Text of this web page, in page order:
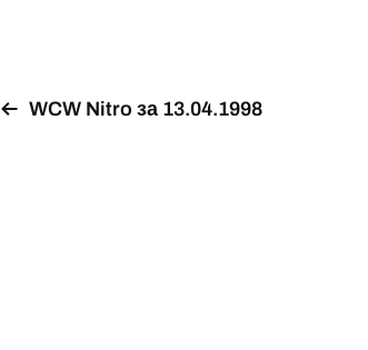
WCW Nitro за 13.04.1998